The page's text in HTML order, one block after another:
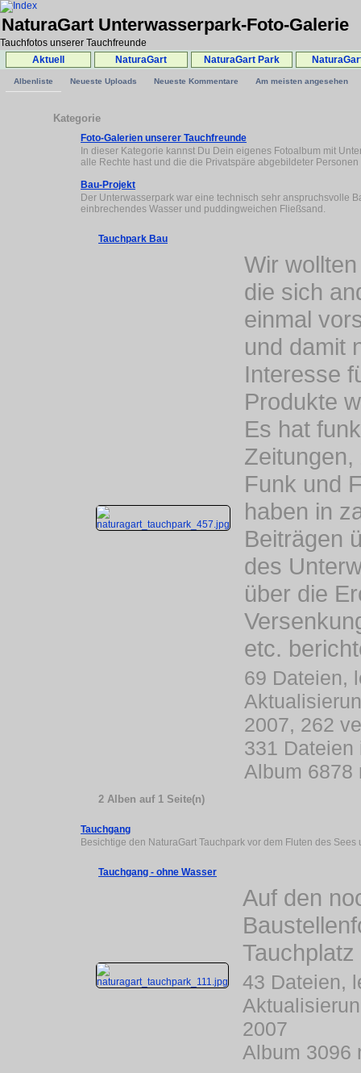
NaturaGart Unterwasserpark-Foto-Galerie
Tauchfotos unserer Tauchfreunde
Aktuell
NaturaGart NaturaGart Park
Albenliste Neueste Uploads Neueste Kommentare Am meisten angesehen
Kategorie
Foto-Galerien unserer Tauchfreunde
In dieser Kategorie kannst Du Dein eigenes Fotoalbum mit
alle Rechte hast und die die Privatspäre abgebildeter Personen
Bau-Projekt
Der Unterwasserpark war eine technisch sehr anspruchsvolle
einbrechendes Wasser und puddingweichen Fließsand.
Tauchpark Bau
Wir
die sich
einmal
und damit
Interesse
Produkte
Es hat
Funk und
haben in
Beiträgen
des
über die
etc.
69 Dateien,
2007, 262
331 Dateien
Album 6878
2 Alben auf 1 Seite(n)
Tauchgang
Besichtige den NaturaGart Tauchpark vor dem Fluten des
Tauchgang - ohne Wasser
Auf den
43 Dateien,
2007
Album 3096